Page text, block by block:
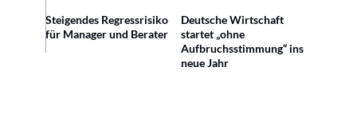
Steigendes Regressrisiko
für Manager und Berater
Deutsche Wirtschaft
startet „ohne
Aufbruchsstimmung“ ins
neue Jahr